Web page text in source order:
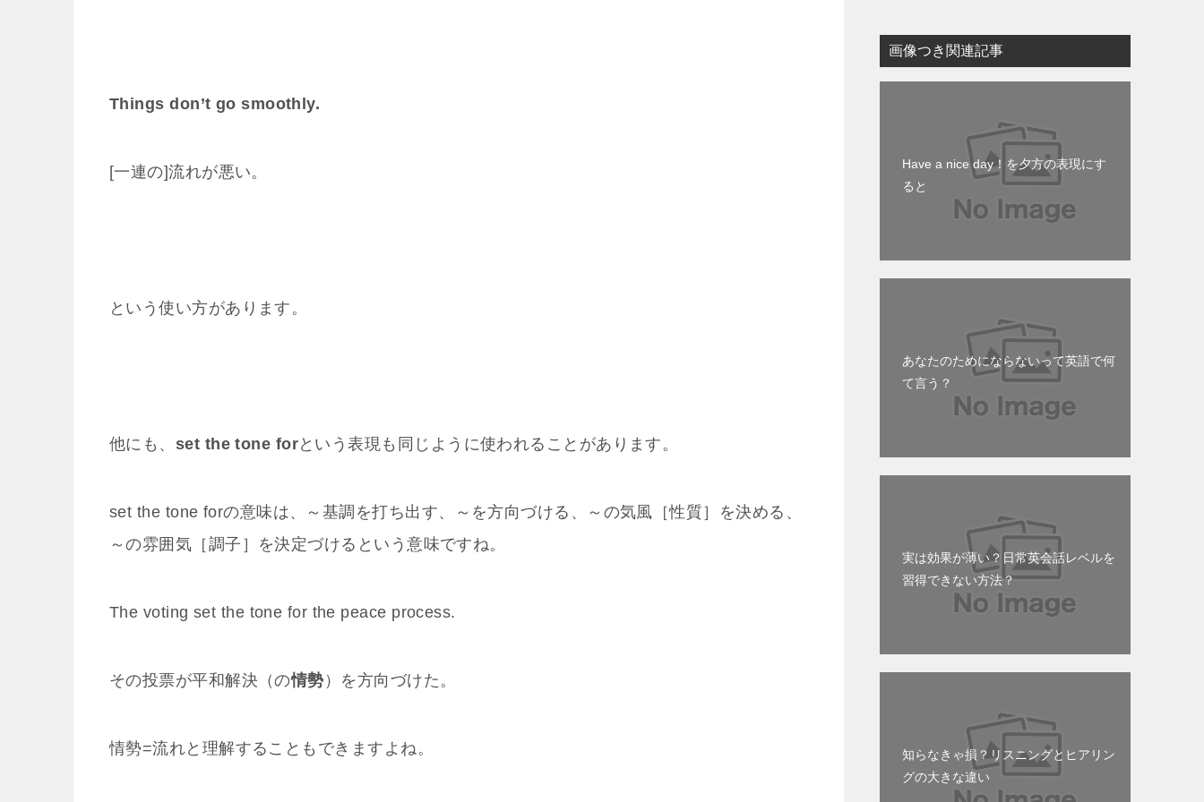
Things don’t go smoothly.
[一連の]流れが悪い。
という使い方があります。
他にも、 set the tone forという表現も同じように使われることがあります。
set the tone forの意味は、～基調を打ち出す、～を方向づける、～の気風［性質］を決める、
～の雰囲気［調子］を決定づけるという意味ですね。
The voting set the tone for the peace process.
その投票が平和解決（の情勢 ）を方向づけた。
情勢=流れと理解することもできますよね。
画像つき関連記事
Have a nice day！を夕方の表現にす
ると
あなたのためにならないって英語で何
て言う？
実は効果が薄い？日常英会話レベルを
習得できない方法？
知らなきゃ損？リスニングとヒアリン
グの大きな違い